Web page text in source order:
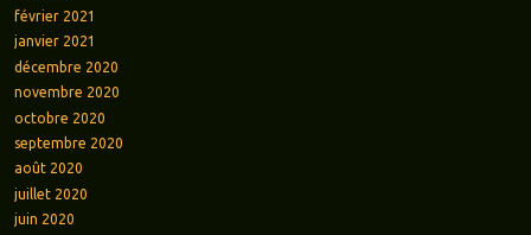
février 2021
janvier 2021
décembre 2020
novembre 2020
octobre 2020
septembre 2020
août 2020
juillet 2020
juin 2020